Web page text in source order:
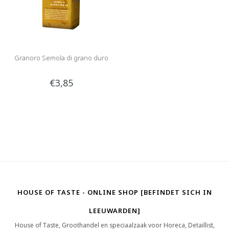
Granoro Semola di grano duro
€3,85
HOUSE OF TASTE - ONLINE SHOP [BEFINDET SICH IN
LEEUWARDEN]
House of Taste, Groothandel en speciaalzaak voor Horeca, Detaillist,